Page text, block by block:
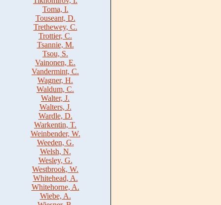
Toma, I.
Touseant, D.
Trethewey, C.
Trottier, C.
Tsannie, M.
Tsou, S.
Vainonen, E.
Vandermint, C.
Wagner, H.
Waldum, C.
Walter, J.
Walters, J.
Wardle, D.
Warkentin, T.
Weinbender, W.
Weeden, G.
Welsh, N.
Wesley, G.
Westbrook, W.
Whitehead, A.
Whitehorne, A.
Wiebe, A.